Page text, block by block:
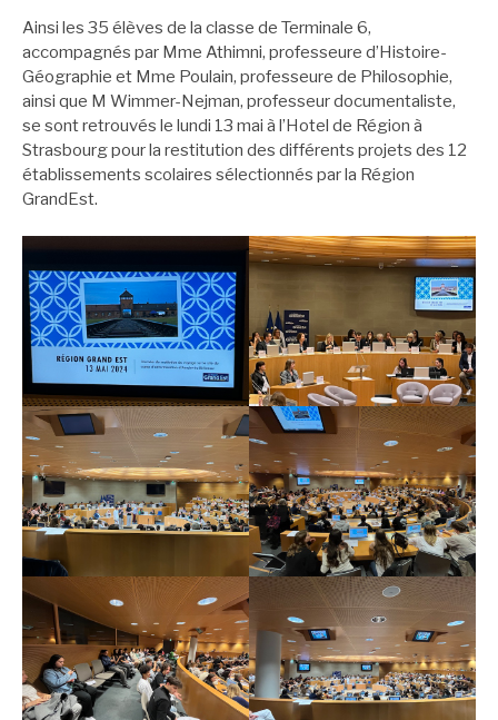
Ainsi les 35 élèves de la classe de Terminale 6,
accompagnés par Mme Athimni, professeure d’Histoire-
Géographie et Mme Poulain, professeure de Philosophie,
ainsi que M Wimmer-Nejman, professeur documentaliste,
se sont retrouvés le lundi 13 mai à l’Hotel de Région à
Strasbourg pour la restitution des différents projets des 12
établissements scolaires sélectionnés par la Région
GrandEst.